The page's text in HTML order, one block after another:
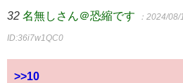
32 名無しさん＠恐縮です ：2024/
ID:36i7w1QC0
>>10